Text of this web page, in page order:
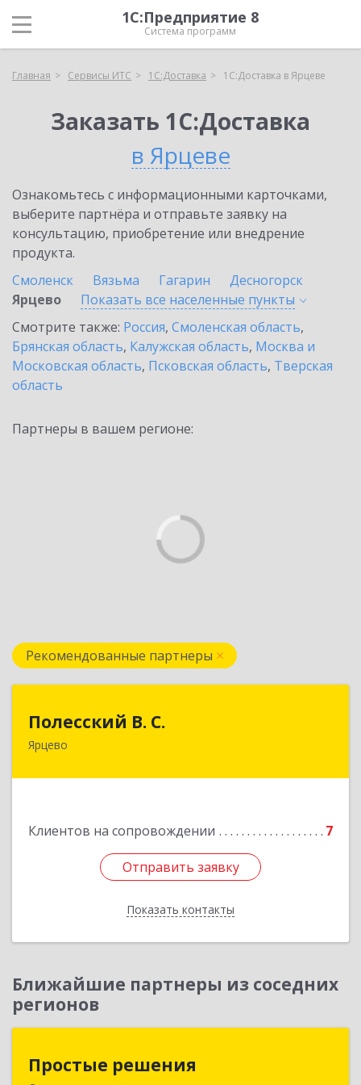
1С:Предприятие 8
Система программ
Главная Сервисы ИТС 1С:Доставка 1С:Доставка в Ярцеве
Заказать 1С:Доставка
в Ярцеве
Ознакомьтесь с информационными карточками,
выберите партнёра и отправьте заявку на
консультацию, приобретение или внедрение
продукта.
Смоленск
Вязьма Гагарин
Десногорск
Ярцево
Показать все населенные пункты
Смотрите также: Россия, Смоленская область,
Брянская область, Калужская область, Москва и
Московская область, Псковская область, Тверская
область
Партнеры в вашем регионе:
Рекомендованные партнеры
Полесский В. С.
Ярцево
Клиентов на сопровождении 7
Отправить заявку
Показать контакты
Отправить заявку
Назад
Ближайшие партнеры из соседних
регионов
Простые решения